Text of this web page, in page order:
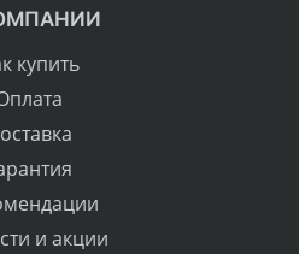
купить
и акции